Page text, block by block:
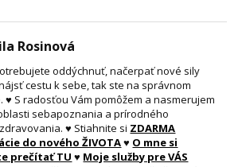
Rosinová
oddýchnuť, načerpať nové sily
cestu k sebe, tak ste na správnom
♥ S radosťou Vám pomôžem a nasmerujem
sebapoznania a prírodného
♥ Stiahnite si ZDARMA
do nového ŽIVOTA♥ O mne si
prečítať TU ♥ Moje služby pre VÁS